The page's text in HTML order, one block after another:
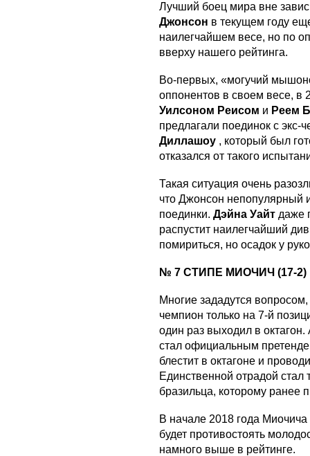
Лучший боец мира вне
Джонсон в текущем году
наилегчайшем весе, но по
вверху нашего рейтинга.
Во-первых, «могучий
оппонентов в своем весе, в
Уилсоном Реисом и Реем
предлагали поединок с
Диллашоу , который был
отказался от такого
Такая ситуация очень
что Джонсон непопулярный
поединки. Дэйна Уайт даже
распустит наилегчайший
помириться, но осадок у
№ 7 СТИПЕ МИОЧИЧ (17-2)
Многие зададутся
чемпион только на 7-й
один раз выходил в
стал официальным
блестит в октагоне и
Единственной отрадой стал
бразильца, которому ранее
В начале 2018 года
будет противостоять
намного выше в рейтинге.